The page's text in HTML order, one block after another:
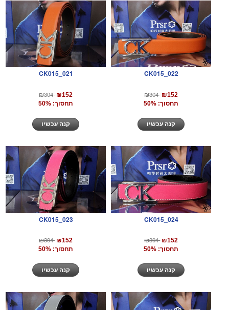
CK015_021
₪304 ₪152
תחסוך: 50%
CK015_022
₪304 ₪152
תחסוך: 50%
CK015_023
₪304 ₪152
תחסוך: 50%
CK015_024
₪304 ₪152
תחסוך: 50%